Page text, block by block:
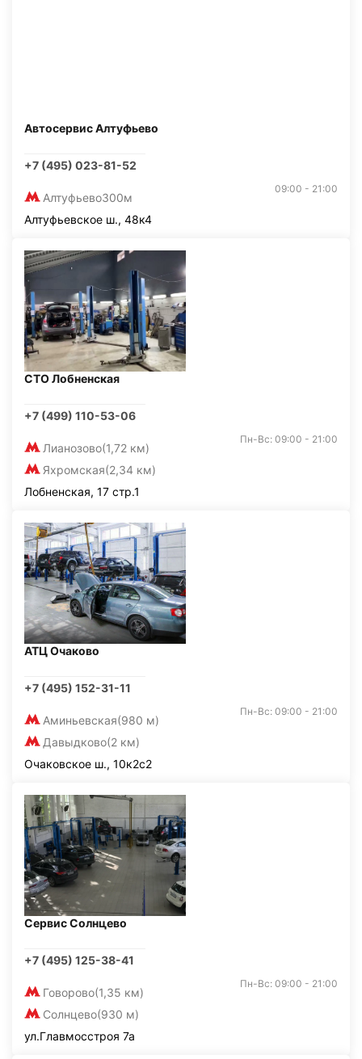
Автосервис Алтуфьево
+7 (495) 023-81-52
Алтуфьево300м
09:00 - 21:00
Алтуфьевское ш., 48к4
СТО Лобненская
+7 (499) 110-53-06
Лианозово(1,72 км)
Яхромская(2,34 км)
Пн-Вс: 09:00 - 21:00
Лобненская, 17 стр.1
АТЦ Очаково
+7 (495) 152-31-11
Аминьевская(980 м)
Давыдково(2 км)
Пн-Вс: 09:00 - 21:00
Очаковское ш., 10к2с2
Сервис Солнцево
+7 (495) 125-38-41
Говорово(1,35 км)
Солнцево(930 м)
Пн-Вс: 09:00 - 21:00
ул.Главмосстроя 7а